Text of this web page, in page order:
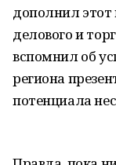
дополнил этот
делового и
вспомнил об
региона
потенциала